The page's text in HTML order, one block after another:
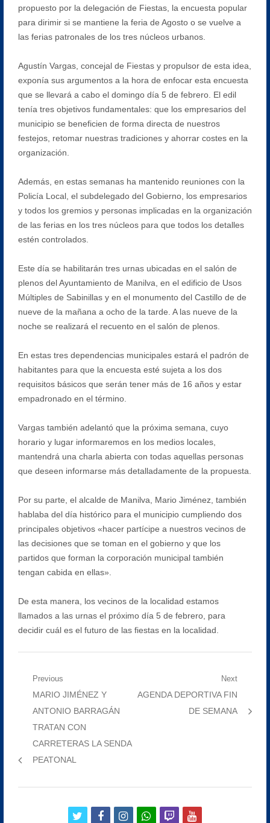
propuesto por la delegación de Fiestas, la encuesta popular
para dirimir si se mantiene la feria de Agosto o se vuelve a
las ferias patronales de los tres núcleos urbanos.
Agustín Vargas, concejal de Fiestas y propulsor de esta idea,
exponía sus argumentos a la hora de enfocar esta encuesta
que se llevará a cabo el domingo día 5 de febrero. El edil
tenía tres objetivos fundamentales: que los empresarios del
municipio se beneficien de forma directa de nuestros
festejos, retomar nuestras tradiciones y ahorrar costes en la
organización.
Además, en estas semanas ha mantenido reuniones con la
Policía Local, el subdelegado del Gobierno, los empresarios
y todos los gremios y personas implicadas en la organización
de las ferias en los tres núcleos para que todos los detalles
estén controlados.
Este día se habilitarán tres urnas ubicadas en el salón de
plenos del Ayuntamiento de Manilva, en el edificio de Usos
Múltiples de Sabinillas y en el monumento del Castillo de de
nueve de la mañana a ocho de la tarde. A las nueve de la
noche se realizará el recuento en el salón de plenos.
En estas tres dependencias municipales estará el padrón de
habitantes para que la encuesta esté sujeta a los dos
requisitos básicos que serán tener más de 16 años y estar
empadronado en el término.
Vargas también adelantó que la próxima semana, cuyo
horario y lugar informaremos en los medios locales,
mantendrá una charla abierta con todas aquellas personas
que deseen informarse más detalladamente de la propuesta.
Por su parte, el alcalde de Manilva, Mario Jiménez, también
hablaba del día histórico para el municipio cumpliendo dos
principales objetivos «hacer partícipe a nuestros vecinos de
las decisiones que se toman en el gobierno y que los
partidos que forman la corporación municipal también
tengan cabida en ellas».
De esta manera, los vecinos de la localidad estamos
llamados a las urnas el próximo día 5 de febrero, para
decidir cuál es el futuro de las fiestas en la localidad.
Navegación
entradas
Previous
Previous
post:
MARIO JIMÉNEZ Y
ANTONIO BARRAGÁN
TRATAN CON
CARRETERAS LA SENDA
PEATONAL
Next
Next
AGENDA DEPORTIVA FIN
DE SEMANA
twitterfacebookinstagramwhatsapp
twitchyoutube